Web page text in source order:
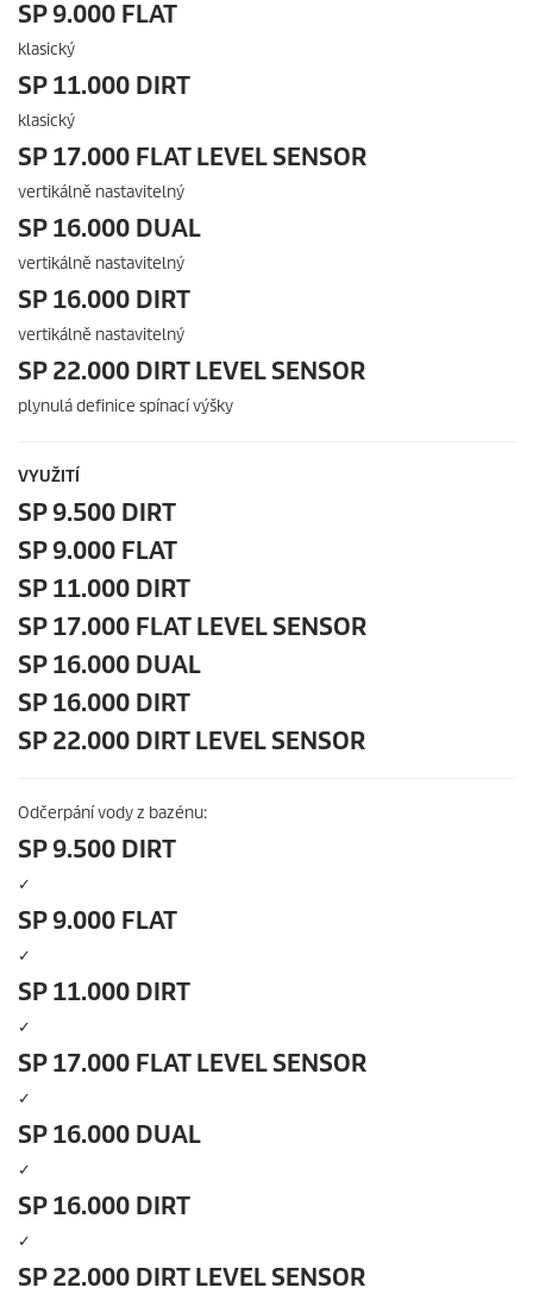
SP 9.000 FLAT
klasický
SP 11.000 DIRT
klasický
SP 17.000 FLAT LEVEL SENSOR
vertikálně nastavitelný
SP 16.000 DUAL
vertikálně nastavitelný
SP 16.000 DIRT
vertikálně nastavitelný
SP 22.000 DIRT LEVEL SENSOR
plynulá definice spínací výšky
VYUŽITÍ
SP 9.500 DIRT
SP 9.000 FLAT
SP 11.000 DIRT
SP 17.000 FLAT LEVEL SENSOR
SP 16.000 DUAL
SP 16.000 DIRT
SP 22.000 DIRT LEVEL SENSOR
Odčerpání vody z bazénu:
SP 9.500 DIRT
✓
SP 9.000 FLAT
✓
SP 11.000 DIRT
✓
SP 17.000 FLAT LEVEL SENSOR
✓
SP 16.000 DUAL
✓
SP 16.000 DIRT
✓
SP 22.000 DIRT LEVEL SENSOR